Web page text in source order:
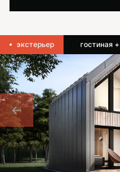
экстерьер гостиная